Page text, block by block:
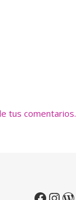
tus comentarios.